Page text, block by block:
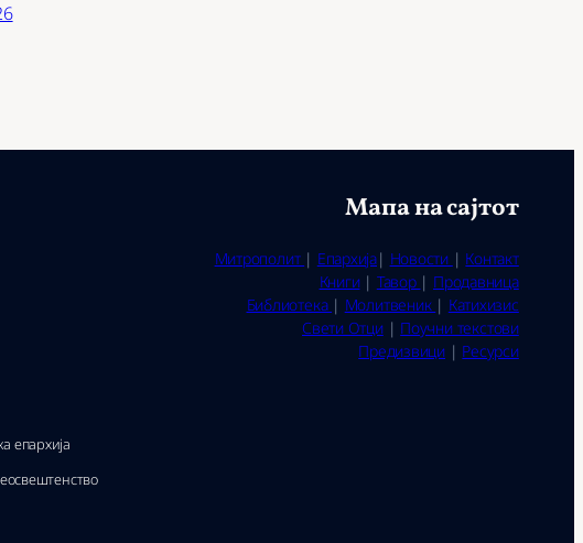
Мапа на сајтот
Митрополит | Епархија| Новости | Контакт
Книги| Тавор | Продавница
Библиотека | Молитвеник | Катихизис
Свети Отци| Поучни текстови
Предизвици | Ресурси
епар­хи­ја